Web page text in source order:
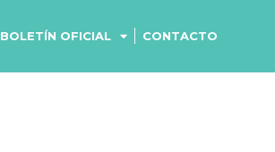
BOLETÍN OFICIAL CONTACTO